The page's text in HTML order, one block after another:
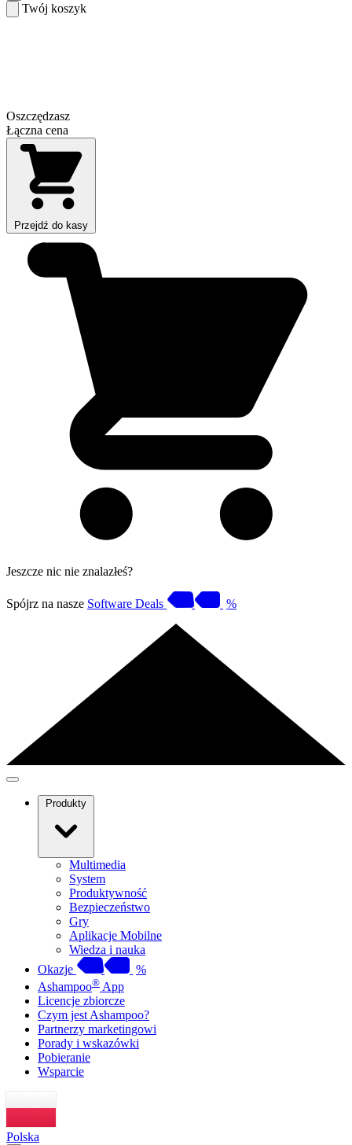
Twój koszyk
Oszczędzasz
Łączna cena
Przejdź do kasy
Jeszcze nic nie znalazłeś?
Spójrz na nasze Software Deals %
Produkty
Multimedia
System
Produktywność
Bezpieczeństwo
Gry
Aplikacje Mobilne
Wiedza i nauka
Okazje
%
Ashampoo® App
Licencje zbiorcze
Czym jest Ashampoo?
Partnerzy marketingowi
Porady i wskazówki
Pobieranie
Wsparcie
Polska